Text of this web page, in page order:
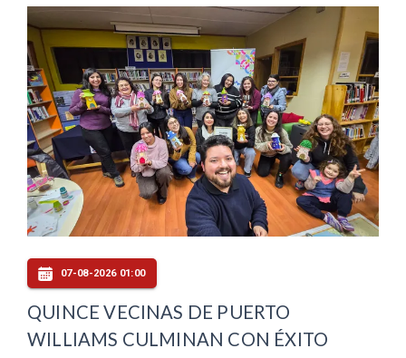
07-08-2026 01:00
QUINCE VECINAS DE PUERTO
WILLIAMS CULMINAN CON ÉXITO